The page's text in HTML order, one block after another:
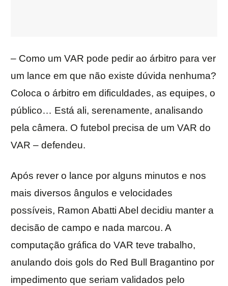
– Como um VAR pode pedir ao árbitro para ver
um lance em que não existe dúvida nenhuma?
Coloca o árbitro em dificuldades, as equipes, o
público… Está ali, serenamente, analisando
pela câmera. O futebol precisa de um VAR do
VAR – defendeu.
Após rever o lance por alguns minutos e nos
mais diversos ângulos e velocidades
possíveis, Ramon Abatti Abel decidiu manter a
decisão de campo e nada marcou. A
computação gráfica do VAR teve trabalho,
anulando dois gols do Red Bull Bragantino por
impedimento que seriam validados pelo